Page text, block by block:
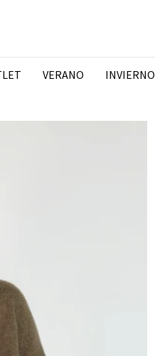
VERANO INVIERNO